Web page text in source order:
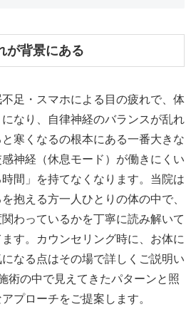
が背景にある
足・スマホによる目の疲れで、体
なり、自律神経のバランスが乱れ
寒くなるの根本にある一番大きな
神経（休息モード）が働きにくい
間」を持てなくなります。当院は
抱える方一人ひとりの体の中で、
わっているかを丁寧に読み解いて
す。カウンセリング時に、お体に
なる点はその場で詳しくご説明い
術の中で見えてきたパターンと照
プローチをご提案します。